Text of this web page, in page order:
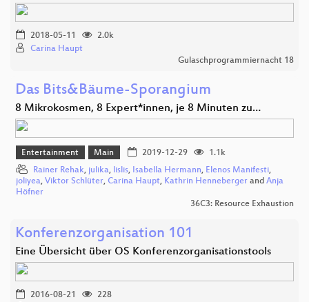
2018-05-11
2.0k
Carina Haupt
Gulaschprogrammiernacht 18
Das Bits&Bäume-Sporangium
8 Mikrokosmen, 8 Expert*innen, je 8 Minuten zu…
Entertainment Main 2019-12-29
1.1k
Rainer Rehak, julika, lislis, Isabella Hermann, Elenos Manifesti,
joliyea, Viktor Schlüter, Carina Haupt, Kathrin Henneberger and Anja
Höfner
36C3: Resource Exhaustion
Konferenzorganisation 101
Eine Übersicht über OS Konferenzorganisationstools
2016-08-21
228